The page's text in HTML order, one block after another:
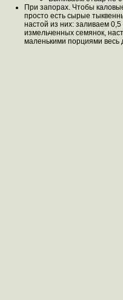
При запорах. Чтобы
просто есть сырые
настой из них: заливаем
измельченных семянок,
маленькими порциями весь